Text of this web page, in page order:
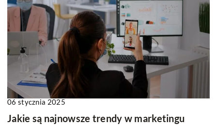
06 stycznia 2025
Jakie są najnowsze trendy w marketingu